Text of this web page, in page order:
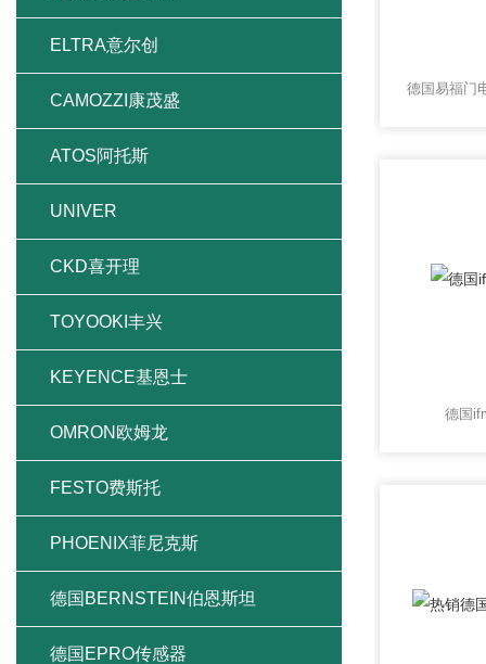
德国
ELTRA意尔创
CAMOZZI康茂盛
ATOS阿托斯
UNIVER
CKD喜开理
TOYOOKI丰兴
KEYENCE基恩士
OMRON欧姆龙
FESTO费斯托
PHOENIX菲尼克斯
德国BERNSTEIN伯恩斯坦
德国EPRO传感器